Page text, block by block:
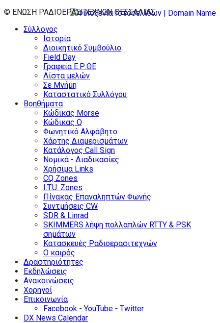
© ΕΝΩΣΗ ΡΑΔΙΟΕΡΑΣΙΤΕΧΝΩΝ ΘΕΣΣΑΛΙΑΣ
Σύλλογος
Ιστορία
Διοικητικό Συμβούλιο
Field Day
Γραφεία Ε.Ρ.ΘΕ
Λίστα μελών
Σε Μνήμη
Καταστατικό Συλλόγου
Βοηθήματα
Κώδικας Morse
Κώδικας Q
Φωνητικό Αλφάβητο
Χάρτης Διαμερισμάτων
Κατάλογος Call Sign
Νομικά - Διαδικασίες
Χρήσιμα Links
CQ Zones
I.T.U. Zones
Πίνακας Επαναληπτών Φωνής
Συντμήσεις CW
SDR & Linrad
SKIMMERS λήψη πολλαπλών RTTY & PSK
σημάτων
Κατασκευές Ραδιοερασιτεχνών
Ο καιρός
Δραστηριότητες
Εκδηλώσεις
Ανακοινώσεις
Χορηγοί
Επικοινωνία
Facebook - YouTube - Twitter
DX News Calendar